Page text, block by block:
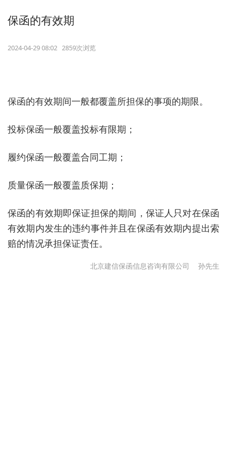
保函的有效期
2024-04-29 08:02 2859次浏览
保函的有效期间一般都覆盖所担保的事项的期限。
投标保函一般覆盖投标有限期；
履约保函一般覆盖合同工期；
质量保函一般覆盖质保期；
保函的有效期即保证担保的期间，保证人只对在保函
有效期内发生的违约事件并且在保函有效期内提出索
赔的情况承担保证责任。
北京建信保函信息咨询有限公司 孙先生